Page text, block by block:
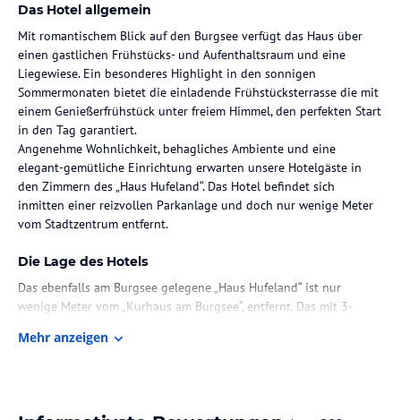
Das Hotel allgemein
Mit romantischem Blick auf den Burgsee verfügt das Haus über
einen gastlichen Frühstücks- und Aufenthaltsraum und eine
Liegewiese. Ein besonderes Highlight in den sonnigen
Sommermonaten bietet die einladende Frühstücksterrasse die mit
einem Genießerfrühstück unter freiem Himmel, den perfekten Start
in den Tag garantiert.
Angenehme Wohnlichkeit, behagliches Ambiente und eine
elegant-gemütliche Einrichtung erwarten unsere Hotelgäste in
den Zimmern des „Haus Hufeland“. Das Hotel befindet sich
inmitten einer reizvollen Parkanlage und doch nur wenige Meter
vom Stadtzentrum entfernt.
Die Lage des Hotels
Das ebenfalls am Burgsee gelegene „Haus Hufeland“ ist nur
wenige Meter vom „Kurhaus am Burgsee“, entfernt. Das mit 3-
gastlichen Frühstücks- und Aufenthaltsraum und eine Liegewiese.
Mehr anzeigen